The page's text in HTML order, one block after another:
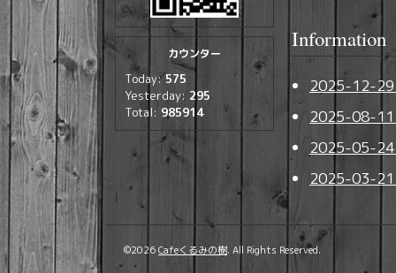
Information
2025-12-29
2025-08-11
2025-05-24
2025-03-21
カウンター
Today:575
Yesterday: 295
Total: 985914
©2026Cafeくるみの樹. All Rights Reserved.